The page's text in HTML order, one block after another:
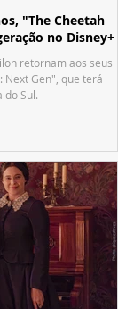
"The Cheetah
no Disney+
retornam aos seus
Next Gen", que terá
do Sul.